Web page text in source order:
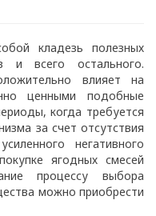
кладезь полезных
и всего остального.
влияет на
ценными подобные
когда требуется
за счет отсутствия
негативного
ягодных смесей
процессу выбора
можно приобрести